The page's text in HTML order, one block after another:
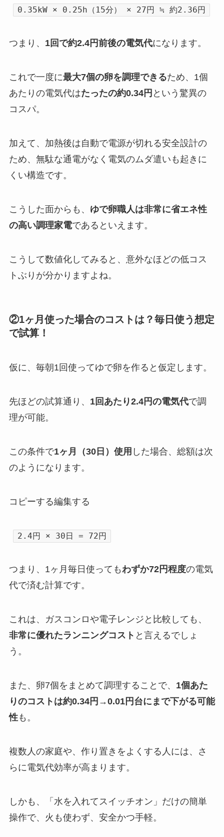
0.35kW × 0.25h（15分） × 27円 ≒ 約2.36円
つまり、 1回で約2.4円前後の電気代になります。
これで一度に最大7個の卵を調理できるため、1個
あたりの電気代はたったの約0.34円 という驚異の
コスパ。
加えて、加熱後は自動で電源が切れる安全設計の
ため、無駄な通電がなく電気のムダ遣いも起きに
くい構造です。
こうした面からも、 ゆで卵職人は非常に省エネ性
の高い調理家電であるといえます。
こうして数値化してみると、意外なほどの低コス
トぶりが分かりますよね。
②1ヶ月使った場合のコストは？毎日使う想定
で試算！
仮に、毎朝1回使ってゆで卵を作ると仮定します。
先ほどの試算通り、 1回あたり2.4円の電気代で調
理が可能。
この条件で1ヶ月（30日）使用 した場合、総額は次
のようになります。
コピーする編集する
2.4円 × 30日 = 72円
つまり、1ヶ月毎日使ってもわずか72円程度の電気
代で済む計算です。
これは、ガスコンロや電子レンジと比較しても、
非常に優れたランニングコスト と言えるでしょ
う。
また、卵7個をまとめて調理することで、 1個あた
りのコストは約0.34円→0.01円台にまで下がる可能
性も。
複数人の家庭や、作り置きをよくする人には、さ
らに電気代効率が高まります。
しかも、「水を入れてスイッチオン」だけの簡単
操作で、火も使わず、安全かつ手軽。